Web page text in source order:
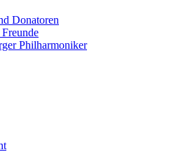
Donatoren
Philharmoniker